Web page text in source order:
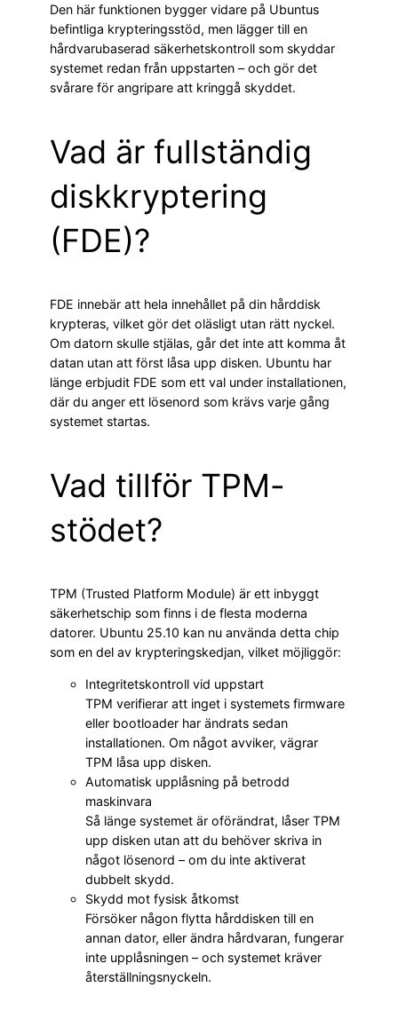
Den här funktionen bygger vidare på Ubuntus
befintliga krypteringsstöd, men lägger till en
hårdvarubaserad säkerhetskontroll som skyddar
systemet redan från uppstarten – och gör det
svårare för angripare att kringgå skyddet.
Vad är fullständig
diskkryptering
(FDE)?
FDE innebär att hela innehållet på din hårddisk
krypteras, vilket gör det oläsligt utan rätt nyckel.
Om datorn skulle stjälas, går det inte att komma åt
datan utan att först låsa upp disken. Ubuntu har
länge erbjudit FDE som ett val under installationen,
där du anger ett lösenord som krävs varje gång
systemet startas.
Vad tillför TPM-
stödet?
TPM (Trusted Platform Module) är ett inbyggt
säkerhetschip som finns i de flesta moderna
datorer. Ubuntu 25.10 kan nu använda detta chip
som en del av krypteringskedjan, vilket möjliggör:
Integritetskontroll vid uppstart
TPM verifierar att inget i systemets firmware
eller bootloader har ändrats sedan
installationen. Om något avviker, vägrar
TPM låsa upp disken.
Automatisk upplåsning på betrodd
maskinvara
Så länge systemet är oförändrat, låser TPM
upp disken utan att du behöver skriva in
något lösenord – om du inte aktiverat
dubbelt skydd.
Skydd mot fysisk åtkomst
Försöker någon flytta hårddisken till en
annan dator, eller ändra hårdvaran, fungerar
inte upplåsningen – och systemet kräver
återställningsnyckeln.